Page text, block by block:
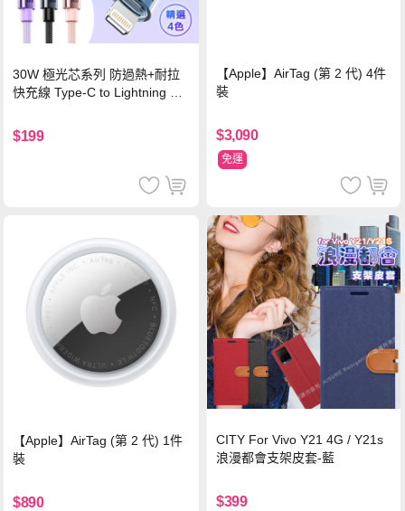
30W 極光芯系列 防過熱+耐拉
快充線 Type-C to Lightning 傳
$199
【Apple】AirTag (第 2 代) 4件
裝
$3,090
免運
【Apple】AirTag (第 2 代) 1件
裝
$890
CITY For Vivo Y21 4G / Y21s
浪漫都會支架皮套-藍
$399